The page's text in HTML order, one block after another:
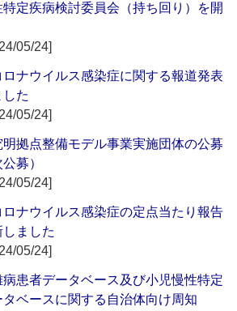
定疾病検討委員会（持ち回り）を開
05/24]
ナウイルス感染症に関する報道発表
た
05/24]
拠点整備モデル事業実施団体の公募
募）
05/24]
ナウイルス感染症の定点当たり報告
ました
05/24]
患者データベース及び小児慢性特定
ベースに関する自治体向け周知